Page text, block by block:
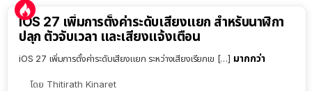
iOS 27 เพิ่มการตั้งค่าระดับเสียงแยก สำหรับนาฬิกา
ปลุก ตัวจับเวลา และเสียงแจ้งเตือน
iOS 27 เพิ่มการตั้งค่าระดับเสียงแยก ระหว่างเสียงเรียกเข […] มากกว่า
โดย Thitirath Kinaret